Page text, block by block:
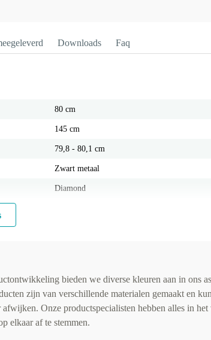
Downloads Faq
80 cm
145 cm
79,8 - 80,1 cm
Zwart metaal
Diamond
bieden we diverse kleuren aan in ons
zijn van verschillende materialen gemaakt en
Onze productspecialisten hebben alles in het
elkaar af te stemmen.